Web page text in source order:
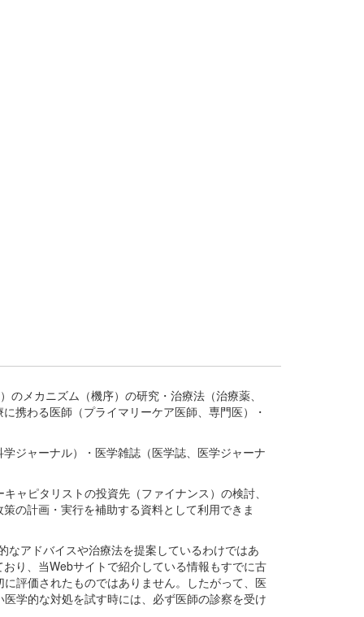
メカニズム（機序）の研究・治療法（治療薬、
携わる医師（プライマリーケア医師、専門医）・
ジャーナル）・医学雑誌（医学誌、医学ジャーナ
ャピタリストの投資先（ファイナンス）の検討、
の計画・実行を補助する資料として利用できま
アドバイスや治療法を提案しているわけではあ
り、当Webサイトで紹介している情報もすでに古
評価されたものではありません。したがって、医
学的な対処を試す時には、必ず医師の診察を受け